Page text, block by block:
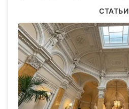
СТАТЬИ